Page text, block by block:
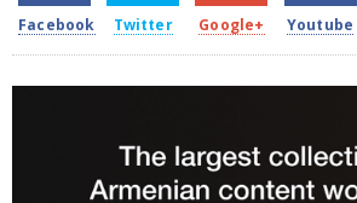
Facebook Twitter Google+ Youtube